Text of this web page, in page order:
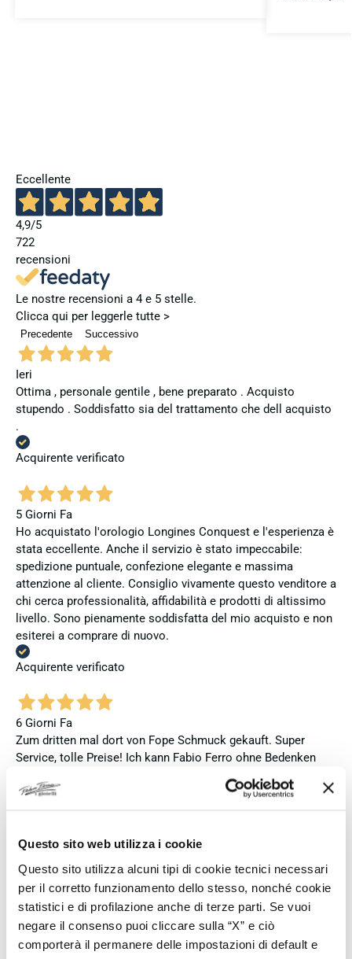
Questo sito web utilizza i cookie
Questo sito utilizza alcuni tipi di cookie tecnici necessari
per il corretto funzionamento dello stesso, nonché cookie
statistici e di profilazione anche di terze parti. Se vuoi
negare il consenso puoi cliccare sulla “X” e ciò
comporterà il permanere delle impostazioni di default e
Eccellente
4,9/5
722
recensioni
Le nostre recensioni a 4 e 5 stelle.
Clicca qui per leggerle tutte >
Precedente Successivo
Ieri
Ottima , personale gentile , bene preparato . Acquisto
stupendo . Soddisfatto sia del trattamento che dell acquisto
.
Acquirente verificato
5 Giorni Fa
Ho acquistato l'orologio Longines Conquest e l'esperienza è
stata eccellente. Anche il servizio è stato impeccabile:
spedizione puntuale, confezione elegante e massima
attenzione al cliente. Consiglio vivamente questo venditore a
chi cerca professionalità, affidabilità e prodotti di altissimo
livello. Sono pienamente soddisfatta del mio acquisto e non
esiterei a comprare di nuovo.
Acquirente verificato
6 Giorni Fa
Zum dritten mal dort von Fope Schmuck gekauft. Super
Service, tolle Preise! Ich kann Fabio Ferro ohne Bedenken
6 Giorni Fa
Ich bin insgesamt mit meinem Kauf zufrieden. Die Uhr ist
neu, original und funktioniert einwandfrei. Besonders positiv
hervorheben möchte ich den attraktiven Preis sowie den
vollständig ausgefüllten und abgestempelten internationalen
Seiko-Garantieschein. Der Versand war außerdem schnell.